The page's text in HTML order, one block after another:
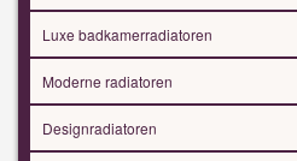
Luxe badkamerradiatoren
Moderne radiatoren
Designradiatoren